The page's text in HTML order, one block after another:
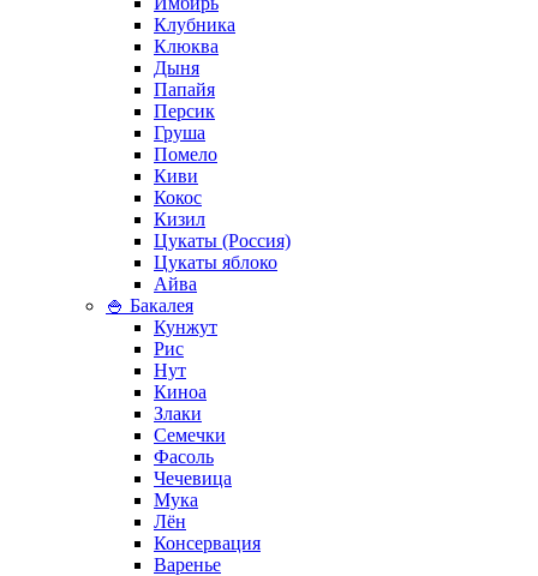
Клубника
Клюква
Дыня
Папайя
Персик
Груша
Помело
Киви
Кокос
Кизил
Цукаты (Россия)
Цукаты яблоко
Айва
🍚 Бакалея
Кунжут
Рис
Нут
Киноа
Злаки
Семечки
Фасоль
Чечевица
Мука
Лён
Консервация
Варенье